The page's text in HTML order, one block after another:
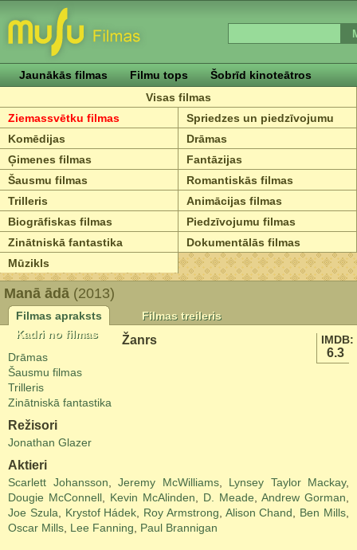
Jaunākās filmas Filmu tops
Šobrīd kinoteātros
Visas filmas
Ziemassvētku filmas
Spriedzes un piedzīvojumu
Komēdijas
Drāmas
Ģimenes filmas
Fantāzijas
Šausmu filmas
Romantiskās filmas
Trilleris
Animācijas filmas
Biogrāfiskas filmas
Piedzīvojumu filmas
Zinātniskā fantastika
Dokumentālās filmas
Mūzikls
Manā ādā (2013)
Filmas apraksts
Filmas treileris
Kadri no filmas
IMDB:
6.3
Žanrs
Drāmas
Šausmu filmas
Trilleris
Zinātniskā fantastika
Režisori
Jonathan Glazer
Aktieri
Scarlett Johansson Jeremy McWilliams, Lynsey Taylor Mackay,
Dougie McConnell
Kevin McAlinden D. Meade Andrew Gorman
Joe Szula
Krystof Hádek Roy Armstrong Alison Chand Ben Mills
Oscar Mills Lee Fanning Paul Brannigan